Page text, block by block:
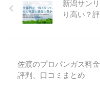
新潟サン
り高い？
佐渡のプロパンガス料
評判、口コミまとめ